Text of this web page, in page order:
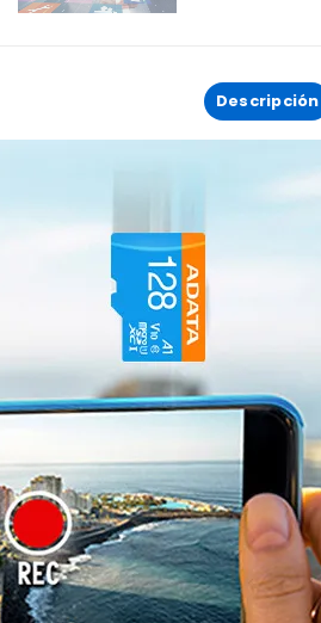
Descripción